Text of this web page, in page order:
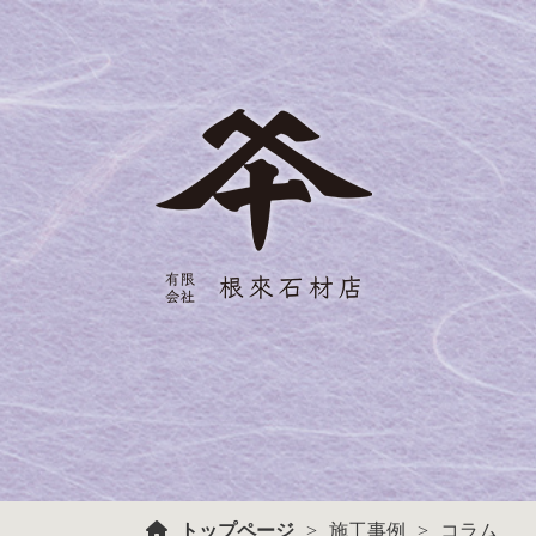
トップページ 施工事例 コラム